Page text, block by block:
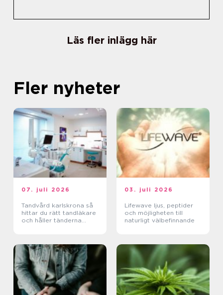
Läs fler inlägg här
Fler nyheter
07. juli 2026
Tandvård karlskrona så
hittar du rätt tandläkare
och håller tänderna
03. juli 2026
Lifewave ljus, peptider
och möjligheten till
naturligt välbefinnande